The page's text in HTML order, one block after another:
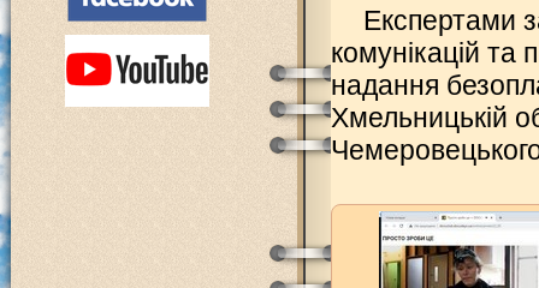
Експертами
комунікацій та
надання
Хмельницькій